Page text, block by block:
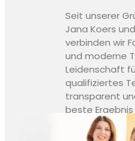
Seit unserer
Jana Koers
verbinden wir
und moderne
Leidenschaft
qualifiziertes
transparent
beste